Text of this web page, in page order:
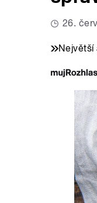
26.
Největší